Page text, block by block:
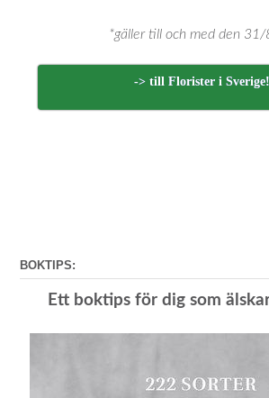
*gäller till och med den
-> till Florister i Sverige!
BOKTIPS:
Ett boktips för dig som